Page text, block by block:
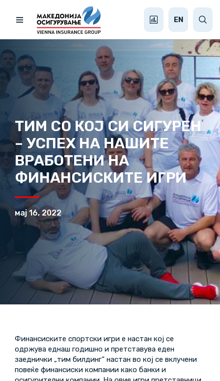
EN
ТИМ СО КОЈ СИ СИГУРЕН
– УСПЕХ НА НАШИТЕ
ВРАБОТЕНИ НА
ФИНАНСИСКИТЕ ИГРИ
мај 16, 2022
Финансиските спортски игри е настан кој се
одржува еднаш годишно и претставува еден
заеднички „тим билдинг“ настан во кој се вклучени
повеќе финансиски компании како банки и